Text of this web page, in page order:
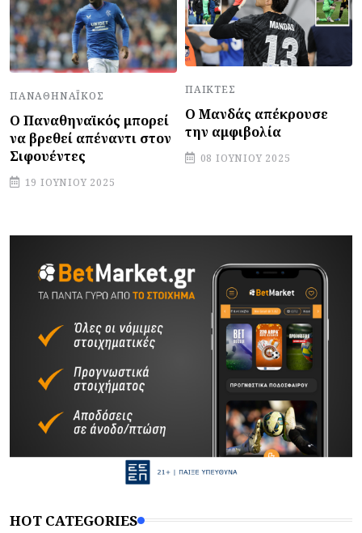
ΠΑΝΑΘΗΝΑΪΚΌΣ
Ο Παναθηναϊκός μπορεί
να βρεθεί απέναντι στον
Σιφουέντες
19 ΙΟΥΝΊΟΥ 2025
ΠΑΊΚΤΕΣ
Ο Μανδάς απέκρουσε
την αμφιβολία
08 ΙΟΥΝΊΟΥ 2025
HOT CATEGORIES